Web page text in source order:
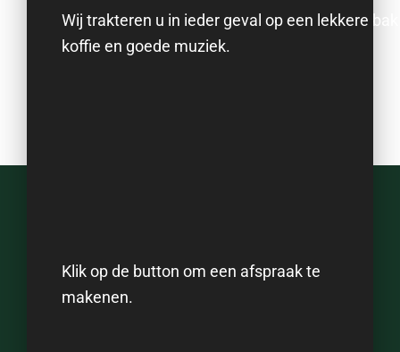
Wij trakteren u in ieder geval op een lekkere bak
koffie en goede muziek.
Klik op de button om een afspraak te
makenen.